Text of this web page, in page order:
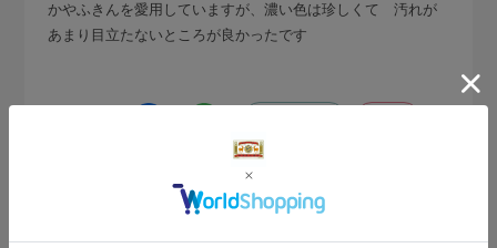
かやふきんを愛用していますが、濃い色は珍しくて 汚れが
あまり目立たないところが良かったです